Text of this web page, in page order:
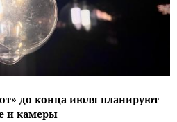
до конца июля планируют
и камеры